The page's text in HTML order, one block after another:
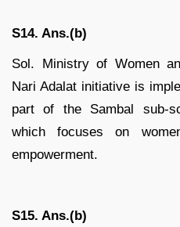
S14. Ans.(b)
Sol. Ministry of Women
Nari Adalat initiative is
part of the Sambal sub-
which focuses on
empowerment.
S15. Ans.(b)